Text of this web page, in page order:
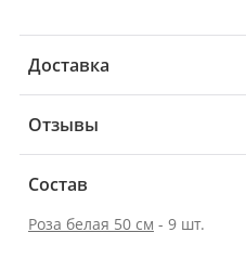
Доставка
Отзывы
Состав
Роза белая 50 см - 9 шт.